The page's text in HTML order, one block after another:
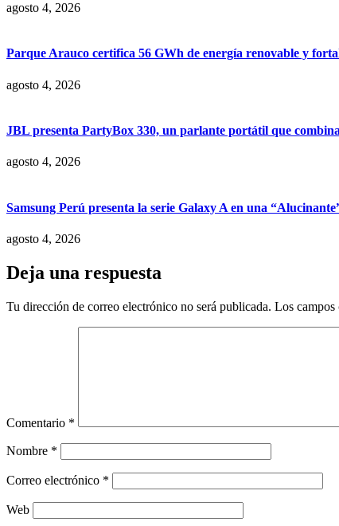
agosto 4, 2026
Parque Arauco certifica 56 GWh de energía renovable y
agosto 4, 2026
JBL presenta PartyBox 330, un parlante portátil que
agosto 4, 2026
Samsung Perú presenta la serie Galaxy A en una
agosto 4, 2026
Deja una respuesta
Tu dirección de correo electrónico no será publicada. Los campos
Comentario *
Nombre *
Correo electrónico *
Web